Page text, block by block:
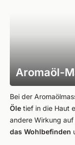
Aromaöl-
Bei der
Öle tief in die Haut
andere Wirkung auf
das Wohlbefinden